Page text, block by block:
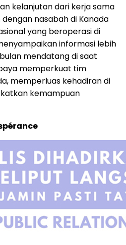
kelanjutan dari kerja sama
nasabah di Kanada
yang beroperasi di
informasi lebih
mendatang di saat
memperkuat tim
memperluas kehadiran di
kemampuan